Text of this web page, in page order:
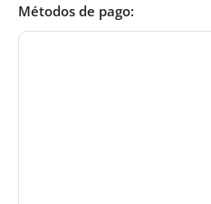
Métodos de pago: